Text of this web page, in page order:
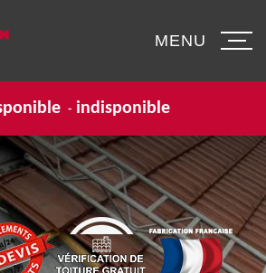
- indisponible
MENU